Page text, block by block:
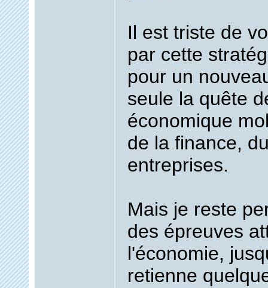
Il est triste de
par cette
pour un
seule la quête
économique
de la finance,
entreprises.
Mais je reste
des épreuves
l'économie,
retienne